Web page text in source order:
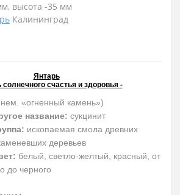
высота -35 мм
Калининград
Янтарь
солнечного счастья и здоровья -
«огненный камень»)
название: сукцинит
ископаемая смола древних
деревьев
белый, светло-желтый, красный, от
до черного